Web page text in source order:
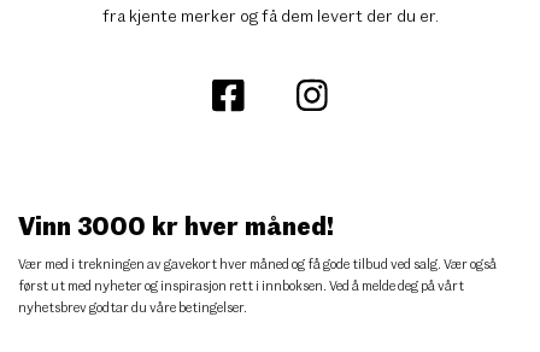
fra kjente merker og få dem levert der du er.
Vinn 3000 kr hver måned!
Vær med i trekningen av gavekort hver måned og få gode tilbud ved salg. Vær også
først ut med nyheter og inspirasjon rett i innboksen. Ved å melde deg på vårt
nyhetsbrev godtar du våre betingelser.